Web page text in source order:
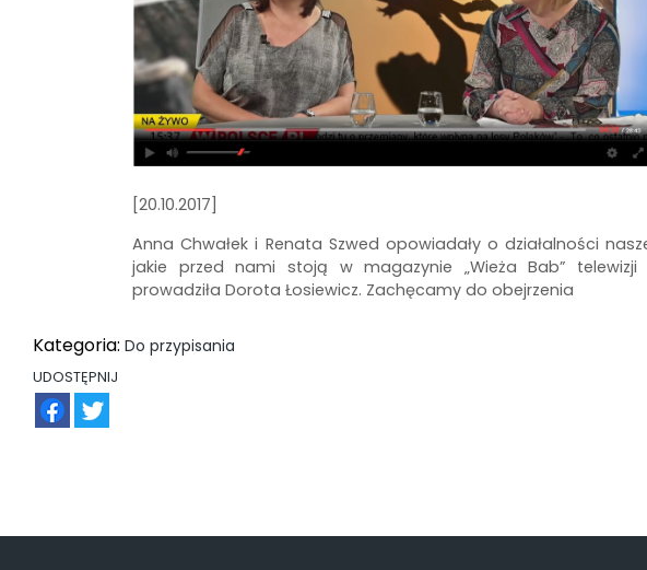
[20.10.2017]
Anna Chwałek i Renata Szwed opowiadały o działalności
jakie przed nami stoją w magazynie „Wieża Bab” telewizji
prowadziła Dorota Łosiewicz. Zachęcamy do obejrzenia
Kategoria: Do przypisania
UDOSTĘPNIJ